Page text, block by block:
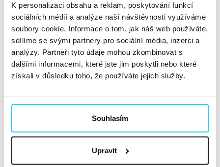
K personalizaci obsahu a reklam, poskytování funkcí
sociálních médií a analýze naší návštěvnosti využíváme
soubory cookie. Informace o tom, jak náš web používáte,
sdílíme se svými partnery pro sociální média, inzerci a
analýzy. Partneři tyto údaje mohou zkombinovat s
dalšími informacemi, které jste jim poskytli nebo které
získali v důsledku toho, že používáte jejich služby.
Souhlasím
Upravit
ohledu na ziskovost kampaně, protože na konverze
tato strategie nehledí. Pečlivě zvažte, jaké zvolit
umístění, procentuální podíl zobrazení a jakou nastavit
maximální CPC, s jakou jste ochotni do aukce vstoupit.
Pro začátek je doporučováno nastavit dvojnásobek
průměrné CPC za posledních 30 dní. Pozornost věnujte
příkladem mohou být brandová klíčová slova.
Sdílejte článek